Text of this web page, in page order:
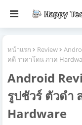
หน้าแรก Review
คดี ราคาโดน ภาค
Android
รูปชัวร์ ตัวดำ
Hardware